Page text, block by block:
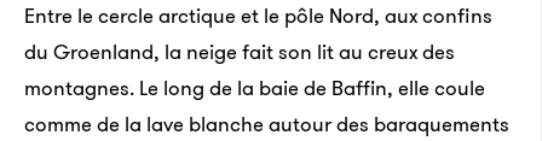
Entre le cercle arctique et le pôle Nord, aux confins
du Groenland, la neige fait son lit au creux des
montagnes. Le long de la baie de Baffin, elle coule
comme de la lave blanche autour des baraquements